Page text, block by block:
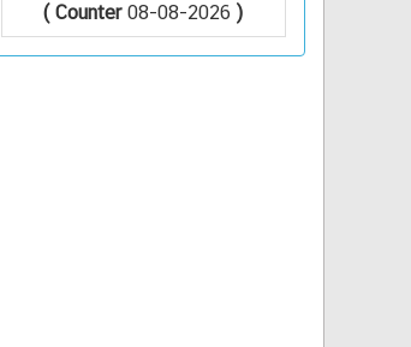
( Counter08-08-2026 )